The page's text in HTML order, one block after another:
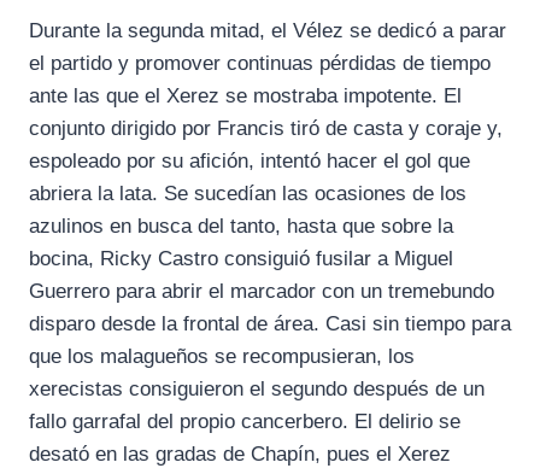
Durante la segunda mitad, el Vélez se dedicó a parar
el partido y promover continuas pérdidas de tiempo
ante las que el Xerez se mostraba impotente. El
conjunto dirigido por Francis tiró de casta y coraje y,
espoleado por su afición, intentó hacer el gol que
abriera la lata. Se sucedían las ocasiones de los
azulinos en busca del tanto, hasta que sobre la
bocina, Ricky Castro consiguió fusilar a Miguel
Guerrero para abrir el marcador con un tremebundo
disparo desde la frontal de área. Casi sin tiempo para
que los malagueños se recompusieran, los
xerecistas consiguieron el segundo después de un
fallo garrafal del propio cancerbero. El delirio se
desató en las gradas de Chapín, pues el Xerez